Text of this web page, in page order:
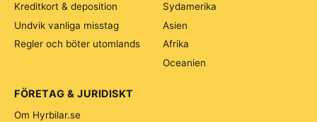
Sydamerika
Asien
Afrika
Oceanien
Kreditkort & deposition
Undvik vanliga misstag
Regler och böter utomlands
FÖRETAG & JURIDISKT
Om Hyrbilar.se